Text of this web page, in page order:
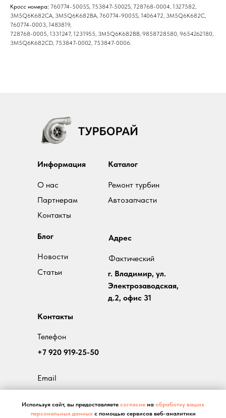
Используя сайт, вы предоставляете согласие на обработку ваших
персональных данныхс помощью сервисов веб-аналитики
Кросс номера: 760774-5005S, 753847-5002S, 728768-0004, 1327582,
3М5Q6К682СА, 3М5Q6К682ВА, 760774-9005S, 1406472, 3М5Q6К682С,
760774-0003, 1483819,
728768-0005, 1331247, 1231955, 3М5Q6К682ВВ, 9858728580, 9654262180,
3М5Q6К682СD, 753847-0002, 753847-0006.
Контакты
Адрес
Блог
Каталог
Информация
Контакты
Партнерам Автозапчасти
Статьи
Email
Телефон
Фактический
Новости
Ремонт турбин
О нас
+7 920 919-25-50
г. Владимир, ул.
Электрозаводская,
д.2, офис 31